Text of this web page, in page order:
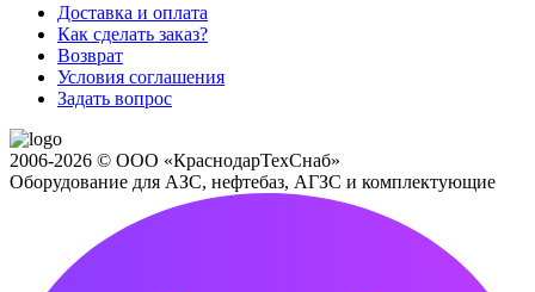
Доставка и оплата
Как сделать заказ?
Возврат
Условия соглашения
Задать вопрос
2006-2026 © ООО «КраснодарТехСнаб»
Оборудование для АЗС, нефтебаз, АГЗС и комплектующие